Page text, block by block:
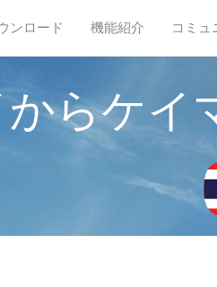
ンロード 機能紹介 コミュ
からケイ